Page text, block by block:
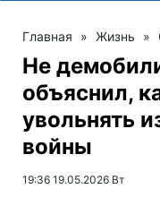
Главная » Жизнь »
Не
объяснил,
увольнять
войны
19:36 19.05.2026 Вт